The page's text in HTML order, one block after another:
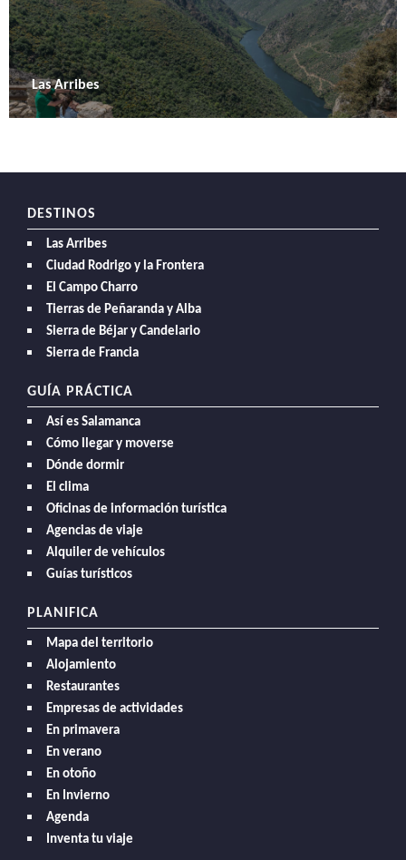
Las Arribes
DESTINOS
Las Arribes
Ciudad Rodrigo y la Frontera
El Campo Charro
Tierras de Peñaranda y Alba
Sierra de Béjar y Candelario
Sierra de Francia
GUÍA PRÁCTICA
Así es Salamanca
Cómo llegar y moverse
Dónde dormir
El clima
Oficinas de información turística
Agencias de viaje
Alquiler de vehículos
Guías turísticos
PLANIFICA
Mapa del territorio
Alojamiento
Restaurantes
Empresas de actividades
En primavera
En verano
En otoño
En Invierno
Agenda
Inventa tu viaje